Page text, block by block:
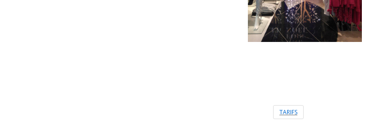
TARIFS